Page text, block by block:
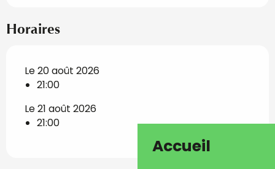
Accueil
Horaires
Le 20 août 2026
21:00
Le 21 août 2026
21:00